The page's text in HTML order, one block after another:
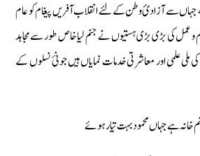
سے آزادئ وطن کےلئے انقلاب آفریں پیغام کو عام
و عمل کی بڑی بڑی ہستیوں نے جنم لیا خاص طور سے مجاہد
ملی علمی اور معاشرتی خدمات نمایاں ہیں جو نئ نسلوں کے
خانہ ہے جہاں محمود بہت تیار ہوئے